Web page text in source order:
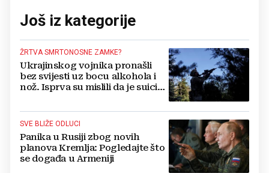
Još iz kategorije
ŽRTVA SMRTONOSNE ZAMKE?
Ukrajinskog vojnika pronašli
bez svijesti uz bocu alkohola i
nož. Isprva su mislili da je suicid,
SVE BLIŽE ODLUCI
Panika u Rusiji zbog novih
planova Kremlja: Pogledajte što
se događa u Armeniji